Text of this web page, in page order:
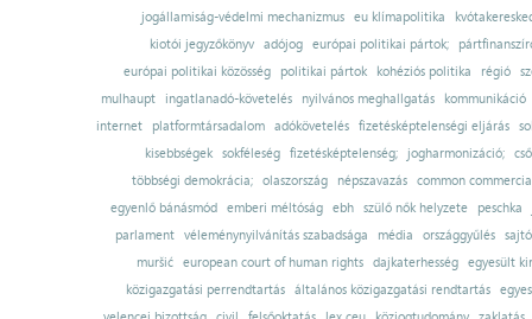
jogállamiság-védelmi mechanizmus
eu klímapolitika
kiotói jegyzőkönyv adójog európai politikai pártok;
európai politikai közösség
politikai pártok kohéziós politika régió
mulhaupt
ingatlanadó-követelés nyilvános meghallgatás
kommunikáció
internet
platformtársadalom adókövetelés fizetésképtelenségi eljárás
kisebbségek sokféleség fizetésképtelenség; jogharmonizáció;
többségi demokrácia; olaszország népszavazás common
egyenlő bánásmód emberi méltóság ebh szülő nők helyzete
peschka
parlament
véleménynyilvánítás szabadsága média országgyűlés
muršić
european court of human rights dajkaterhesség
egyesült
közigazgatási perrendtartás
általános közigazgatási rendtartás